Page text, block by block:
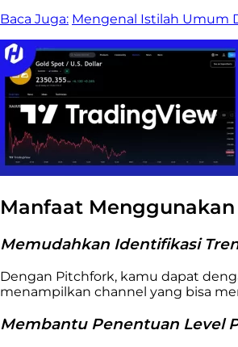
Baca Juga: Mengenal Istilah Umum
Manfaat
Memudahkan Identifikasi
Dengan Pitchfork, kamu dapat
menampilkan channel yang bisa
Membantu Penentuan Level